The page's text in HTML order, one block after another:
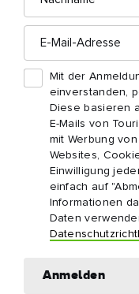
E-
Mail-
Mit der
einverstanden,
Diese basieren
E-Mails von
mit Werbung
Websites,
Einwilligung
einfach auf
Informationen
Daten
Anmelden